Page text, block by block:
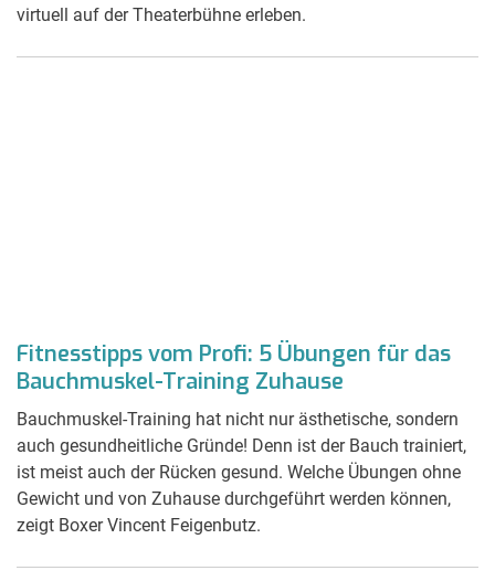
virtuell auf der Theaterbühne erleben.
Fitnesstipps vom Profi: 5 Übungen für das
Bauchmuskel-Training Zuhause
Bauchmuskel-Training hat nicht nur ästhetische, sondern
auch gesundheitliche Gründe! Denn ist der Bauch trainiert,
ist meist auch der Rücken gesund. Welche Übungen ohne
Gewicht und von Zuhause durchgeführt werden können,
zeigt Boxer Vincent Feigenbutz.